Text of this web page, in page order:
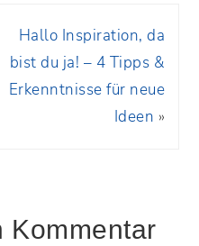
Hallo Inspiration, da
bist du ja! – 4 Tipps &
Erkenntnisse für neue
Ideen »
Kommentar